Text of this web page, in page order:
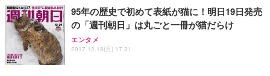
95年の歴史で初めて表紙が猫に！明日19日発売
の「週刊朝日」は丸ごと一冊が猫だらけ
エンタメ
2017.12.18(月) 17:31